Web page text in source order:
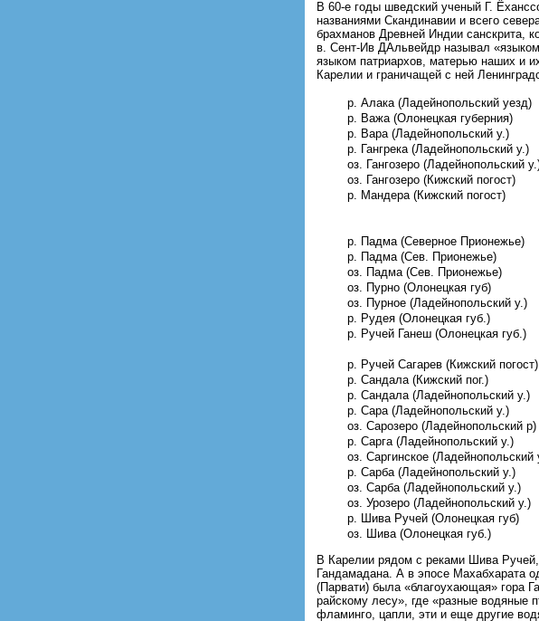
В 60-е годы шведский ученый Г.
названиями Скандинавии и всего
брахманов Древней Индии санскрита,
в. Сент-Ив ДАльвейдр называл
языком патриархов, матерью наших и
Карелии и граничащей с ней
р. Алака (Ладейнопольский уезд)
р. Важа (Олонецкая губерния)
р. Вара (Ладейнопольский у.)
р. Гангрека (Ладейнопольский у.)
оз. Гангозеро (Ладейнопольский
оз. Гангозеро (Кижский погост)
р. Мандера (Кижский погост)
р. Падма (Северное Прионежье)
р. Падма (Сев. Прионежье)
оз. Падма (Сев. Прионежье)
оз. Пурно (Олонецкая губ)
оз. Пурное (Ладейнопольский у.)
р. Рудея (Олонецкая губ.)
р. Ручей Ганеш (Олонецкая губ.)
р. Ручей Сагарев (Кижский погост)
р. Сандала (Кижский пог.)
р. Сандала (Ладейнопольский у.)
р. Сара (Ладейнопольский у.)
оз. Сарозеро (Ладейнопольский р)
р. Сарга (Ладейнопольский у.)
оз. Саргинское (Ладейнопольский
р. Сарба (Ладейнопольский у.)
оз. Сарба (Ладейнопольский у.)
оз. Урозеро (Ладейнопольский у.)
р. Шива Ручей (Олонецкая губ)
оз. Шива (Олонецкая губ.)
В Карелии рядом с реками Шива
Гандамадана. А в эпосе Махабхарата
(Парвати) была «благоухающая» гора
райскому лесу», где «разные водяные
фламинго, цапли, эти и еще другие